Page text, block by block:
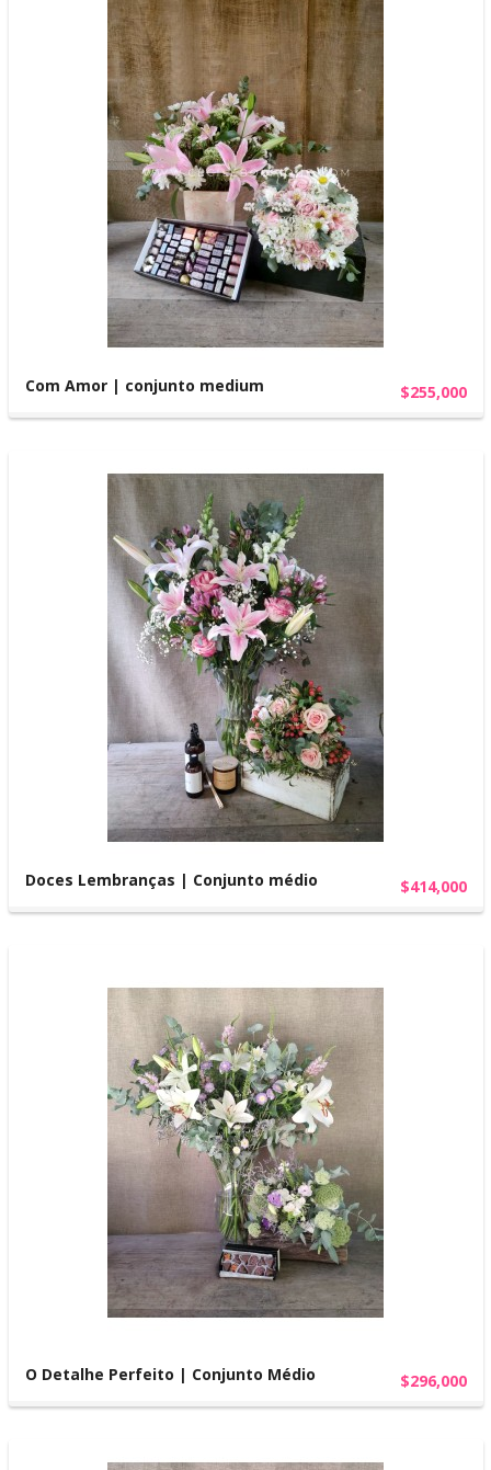
Com Amor | conjunto medium $255,000
Doces Lembranças | Conjunto médio $414,000
O Detalhe Perfeito | Conjunto Médio $296,000